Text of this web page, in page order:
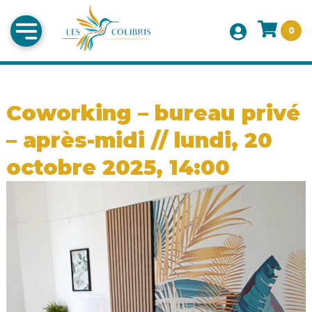
0
Coworking – bureau privé
– après-midi // lundi, 20
octobre 2025, 14:00